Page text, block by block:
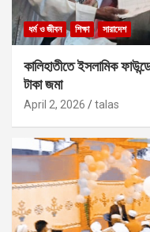
ধর্ম ও জীবন শিক্ষা সারাদেশ
কালিহাতীতে ইসলামিক
টাকা জমা
April 2, 2026 talas